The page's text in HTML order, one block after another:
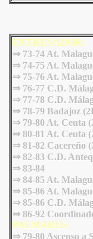
ENTRENADOR:
⇒ 73-74 At.
⇒ 74-75 At.
⇒ 75-76 At.
⇒ 76-77 C.D.
⇒ 77-78 C.D.
⇒ 78-79 Badajoz
⇒ 79-80 At. Ceuta
⇒ 80-81 At. Ceuta
⇒ 81-82 Cacereño
⇒ 82-83 C.D.
⇒ 83-84
⇒ 84-85 At.
⇒ 85-86 At.
⇒ 85-86 C.D.
⇒ 86-92
PALMARÉS:
⇒ 79-80 Ascenso a